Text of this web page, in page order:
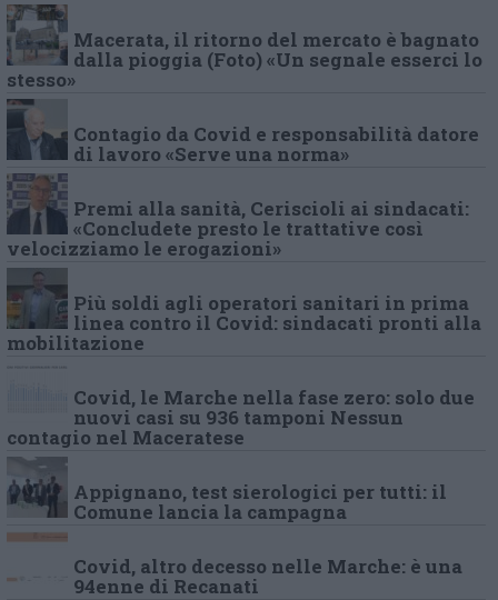
Macerata, il ritorno del mercato è bagnato
dalla pioggia (Foto) «Un segnale esserci lo
stesso»
Contagio da Covid e responsabilità datore
di lavoro «Serve una norma»
Premi alla sanità, Ceriscioli ai sindacati:
«Concludete presto le trattative così
velocizziamo le erogazioni»
Più soldi agli operatori sanitari in prima
linea contro il Covid: sindacati pronti alla
mobilitazione
Covid, le Marche nella fase zero: solo due
nuovi casi su 936 tamponi Nessun
contagio nel Maceratese
Appignano, test sierologici per tutti: il
Comune lancia la campagna
Covid, altro decesso nelle Marche: è una
94enne di Recanati